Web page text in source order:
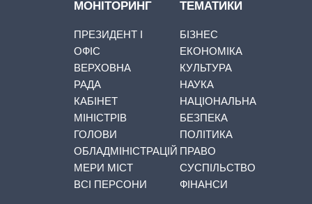
МОНІТОРИНГ
ПРЕЗИДЕНТ І
ОФІС
ВЕРХОВНА
РАДА
КАБІНЕТ
МІНІСТРІВ
ГОЛОВИ
ОБЛАДМІНІСТРАЦІЙ
МЕРИ МІСТ
ВСІ ПЕРСОНИ
ТЕМАТИКИ
БІЗНЕС
ЕКОНОМІКА
КУЛЬТУРА
НАУКА
НАЦІОНАЛЬНА
БЕЗПЕКА
ПОЛІТИКА
ПРАВО
СУСПІЛЬСТВО
ФІНАНСИ